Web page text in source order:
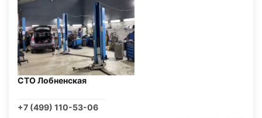
СТО Лобненская
+7 (499) 110-53-06